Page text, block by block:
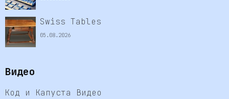
Swiss Tables
05.08.2026
Видео
Код и Капуста Видео